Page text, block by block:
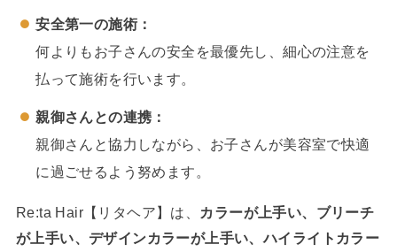
安全第一の施術：
何よりもお子さんの安全を最優先し、細心の注意を
払って施術を行います。
親御さんとの連携：
親御さんと協力しながら、お子さんが美容室で快適
に過ごせるよう努めます。
Re:ta Hair【リタヘア】は、 カラーが上手い、ブリーチ
が上手い、デザインカラーが上手い、ハイライトカラー